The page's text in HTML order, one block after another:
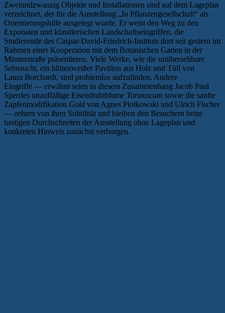
Zweiundzwanzig Objekte und Installationen sind auf dem Lageplan
verzeichnet, der für die Ausstellung „In Pflanzengesellschaft“ als
Orientierungshilfe ausgelegt wurde. Er weist den Weg zu den
Exponaten und künstlerischen Landschaftseingriffen, die
Studierende des Caspar-David-Friedrich-Instituts dort seit gestern im
Rahmen einer Kooperation mit dem Botanischen Garten in der
Münterstraße präsentieren. Viele Werke, wie die unübersehbare
Sehnsucht, ein blütenweißer Pavillon aus Holz und Tüll von
Laura Borchardt, sind problemlos aufzufinden. Andere
Eingriffe — erwähnt seien in diesem Zusammenhang Jacob Paul
Sperrles unauffällige Eisendrahtblume Taraxacum sowie die sanfte
Zapfenmodifikation Gold von Agnes Plotkowski und Ulrich Fischer
— zehren von ihrer Subtilität und bleiben den Besuchern beim
hastigen Durchschreiten der Ausstellung ohne Lageplan und
konkreten Hinweis zunächst verborgen.